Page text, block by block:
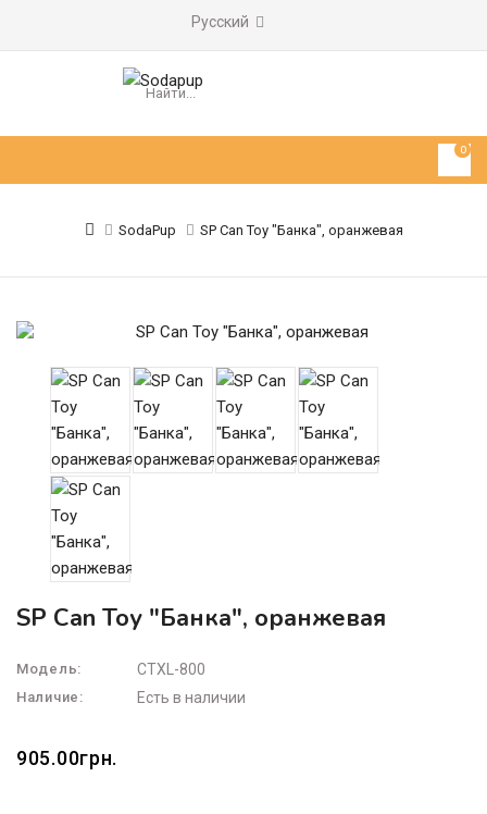
Русский
0
SodaPup SP Can Toy "Банка", оранжевая
SP Can Toy "Банка", оранжевая
Модель: CTXL-800
Наличие: Есть в наличии
905.00грн.